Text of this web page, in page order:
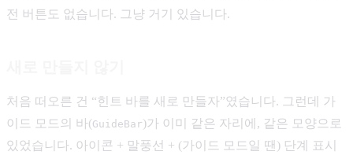
전 버튼도 없습니다. 그냥 거기 있습니다.
처음 떠오른 건 “힌트 바를 새로 만들자”였습니다. 그런데 가
이드 모드의 바(GuideBar )가 이미 같은 자리에, 같은 모양으로
있었습니다. 아이콘 + 말풍선 + (가이드 모드일 땐) 단계 표시